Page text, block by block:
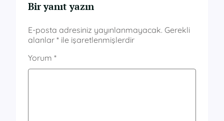
Bir yanıt yazın
E-posta adresiniz yayınlanmayacak. Gerekli
alanlar * ile işaretlenmişlerdir
Yorum *